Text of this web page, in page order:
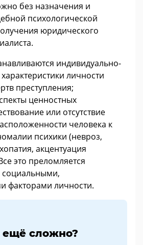
без назначения и
психологической
юридического
индивидуально-
личности
преступления;
ценностных
или отсутствие
человека к
психики (невроз,
акцентуация
это преломляется
социальными,
факторами личности.
ещё сложно?